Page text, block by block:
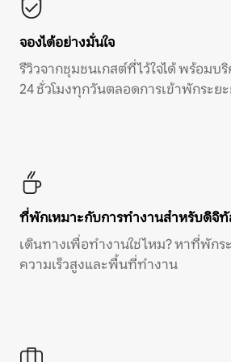
จองได้อย่างมั่นใจ
รีวิวจากชุมชนเกสต์ที่ไว้ใจได้ พร้อมบ
24 ชั่วโมงทุกวันตลอดการเข้าพักระย
ที่พักเหมาะกับการทำงานสำหรับดิจิทั
เดินทางเพื่อทำงานใช่ไหม? หาที่พักร
ความเร็วสูงและพื้นที่ทำงาน